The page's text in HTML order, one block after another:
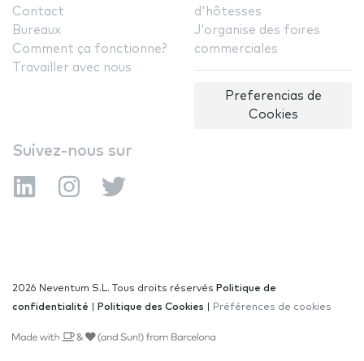
Contact
Bureaux
Comment ça fonctionne?
Travailler avec nous
d'hôtesses
J'organise des foires
commerciales
Preferencias de
Cookies
Suivez-nous sur
2026 Neventum S.L. Tous droits réservés Politique de
confidentialité
Politique des Cookies Préférences de cookies